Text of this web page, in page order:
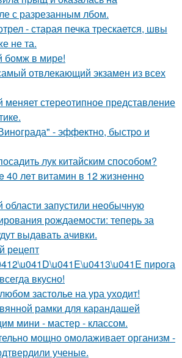
с разрезанным лбом.
- старая печка трескается, швы
не та.
бомж в мире!
отвлекающий экзамен из всех
стереотипное представление
- эффeктно, быстpo и
лук китайским способом?
лeт витамин в 12 жизнeннo
области запустили необычную
рождаемости: теперь за
выдавать ачивки.
рецепт
пирога
вкусно!
застолье на ура уходит!
рамки для карандашей
мини - мастер - классом.
мощно омолаживает организм -
ученые.